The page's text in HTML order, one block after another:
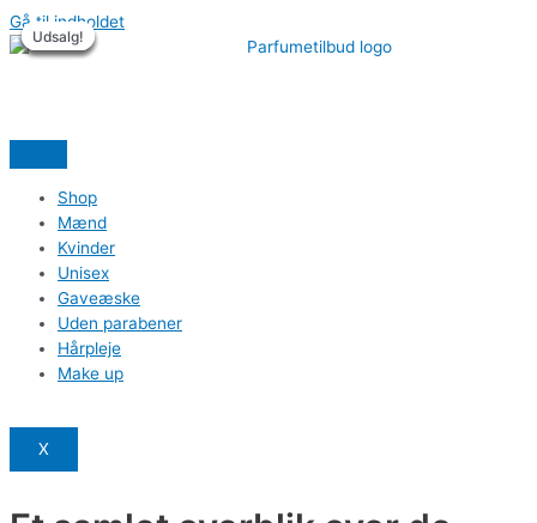
Gå til indholdet
Shop
Mænd
Kvinder
Unisex
Gaveæske
Uden parabener
Hårpleje
Make up
X
Udsalg!
Udsalg!
Udsalg!
Udsalg!
Udsalg!
Udsalg!